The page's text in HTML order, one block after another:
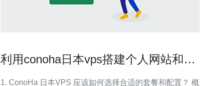
利用conoha日本vps搭建个人网站和博
1. ConoHa 日本VPS 应该如何选择合适的套餐和配置？ 概